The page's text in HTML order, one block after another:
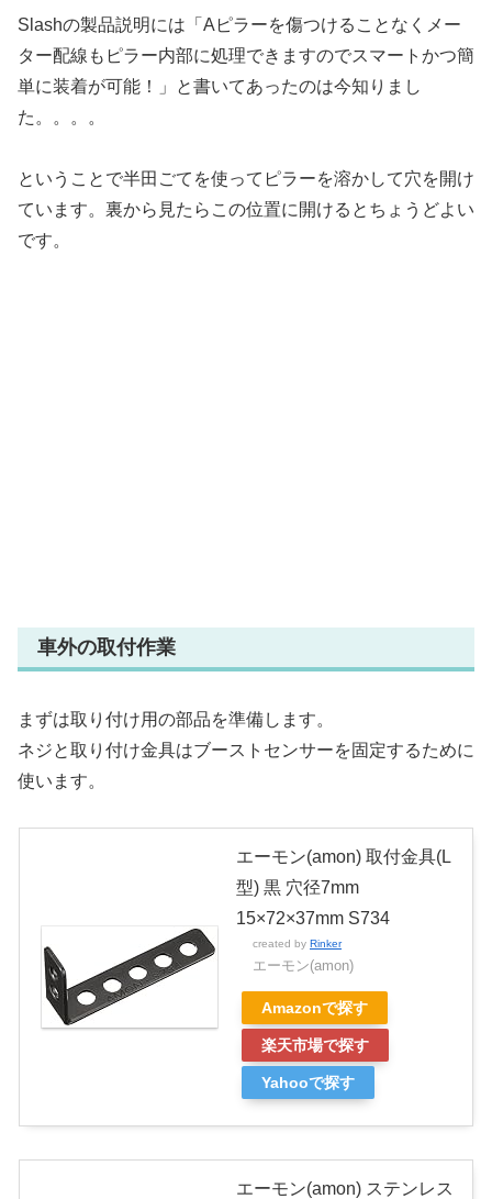
Slashの製品説明には「Aピラーを傷つけることなくメー
ター配線もピラー内部に処理できますのでスマートかつ簡
単に装着が可能！」と書いてあったのは今知りまし
た。。。。
ということで半田ごてを使ってピラーを溶かして穴を開け
ています。裏から見たらこの位置に開けるとちょうどよい
です。
車外の取付作業
まずは取り付け用の部品を準備します。
ネジと取り付け金具はブーストセンサーを固定するために
使います。
エーモン(amon) 取付金具(L
型) 黒 穴径7mm
15×72×37mm S734
created by Rinker
エーモン(amon)
Amazonで探す
楽天市場で探す
Yahooで探す
エーモン(amon) ステンレス